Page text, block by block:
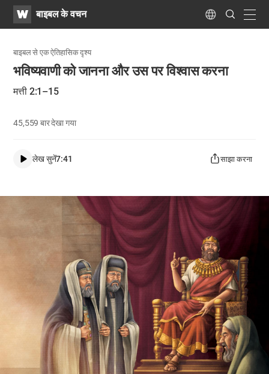
WATVबाइबल के वचन Language
Search
Submit
बाइबल से एक ऐतिहासिक दृश्य
भविष्यवाणी को जानना और उस पर विश्वास करना
मत्ती 2:1–15
45,559बार देखा गया
लेख सुनें7:41 साझा करना